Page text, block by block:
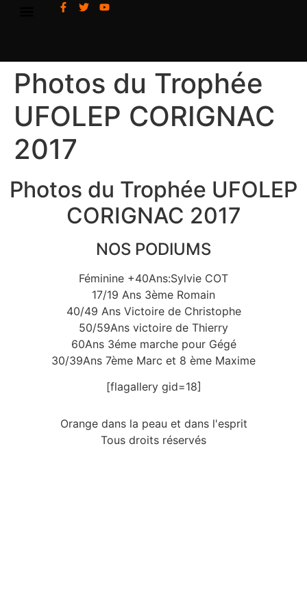
Photos du Trophée
UFOLEP CORIGNAC
2017
Photos du Trophée UFOLEP
CORIGNAC 2017
NOS PODIUMS
Féminine +40Ans:Sylvie COT
17/19 Ans 3ème Romain
40/49 Ans Victoire de Christophe
50/59Ans victoire de Thierry
60Ans 3éme marche pour Gégé
30/39Ans 7ème Marc et 8 ème Maxime
[flagallery gid=18]
Orange dans la peau et dans l'esprit
Tous droits réservés